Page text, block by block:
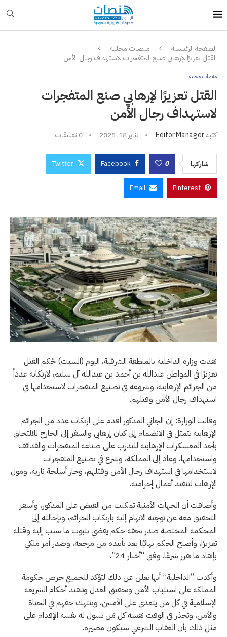
الصفحة الرئيسية
منصات محلية
القتل تعزيرًا لإرهابي صنع المتفجرات لاستهداف رجال الأمن
منصات محلية
القتل تعزيرًا لإرهابي صنع المتفجرات
لاستهداف رجال الأمن
كتبهEditor.manager يناير 18, 2025 0 تعليقات
شاركها 0
Facebook
Twitter
Pinterest
Email
نفذت وزارة الداخلية بالمنطقة الشرقية، اليوم (السبت) حُكم القتل
تعزيرًا في المواطن عبدالله بن أحمد بن عبدالله آل سليم، لارتكابه عدداً
من الجرائم الإرهابية، وشروعه في تصنيع المتفجرات لاستخدامها في
استهداف رجال الأمن وقتلهم.
وقالت الوزارة: إن الجاني المذكور أقدم على ارتكاب عدد من الجرائم
الإرهابية تتمثل في الانضمام إلى كيان إرهابي والسفر إلى الخارج للالتحاق
بأحد المعسكرات الإرهابية للتدرب على صناعة المتفجرات والقذائف
واستخدامها، وعاد إلى المملكة، وشرع في تصنيع المتفجرات
لاستخدامها في استهداف رجال الأمن وقتلهم، وحاز أسلحة نارية، ومول
الإرهاب لتنفيذ أعمال إجرامية.
وأضافت أن الجهات الأمنية تمكنت من القبض على المذكور، وأسفر
التحقيق معه عن توجيه الاتهام إليه بارتكاب الجرائم، وبإحالته إلى
المحكمة المختصة صدر بحقه حكم يقضي بثبوت ما نسب إليه وقتله
تعزيرًا، وأصبح الحكم نهائيًا بعد تأييده من مرجعه، وصدر أمر ملكي
بإنفاذ ما تقرر شرعًا. وفق “أخبار 24”.
وأكدت “الداخلية” أنها تعلن عن ذلك لتؤكد للجميع حرص حكومة
المملكة على استتباب الأمن وتحقيق العدل وتنفيذ أحكام الشريعة
الإسلامية في كل من يتعدى على الآمنين، وينتهك حقهم في الحياة
والأمن، وتحذر في الوقت نفسه كل مَن تسول له نفسه الإقدام على
مثل ذلك بأن العقاب الشرعي سيكون مصيره.